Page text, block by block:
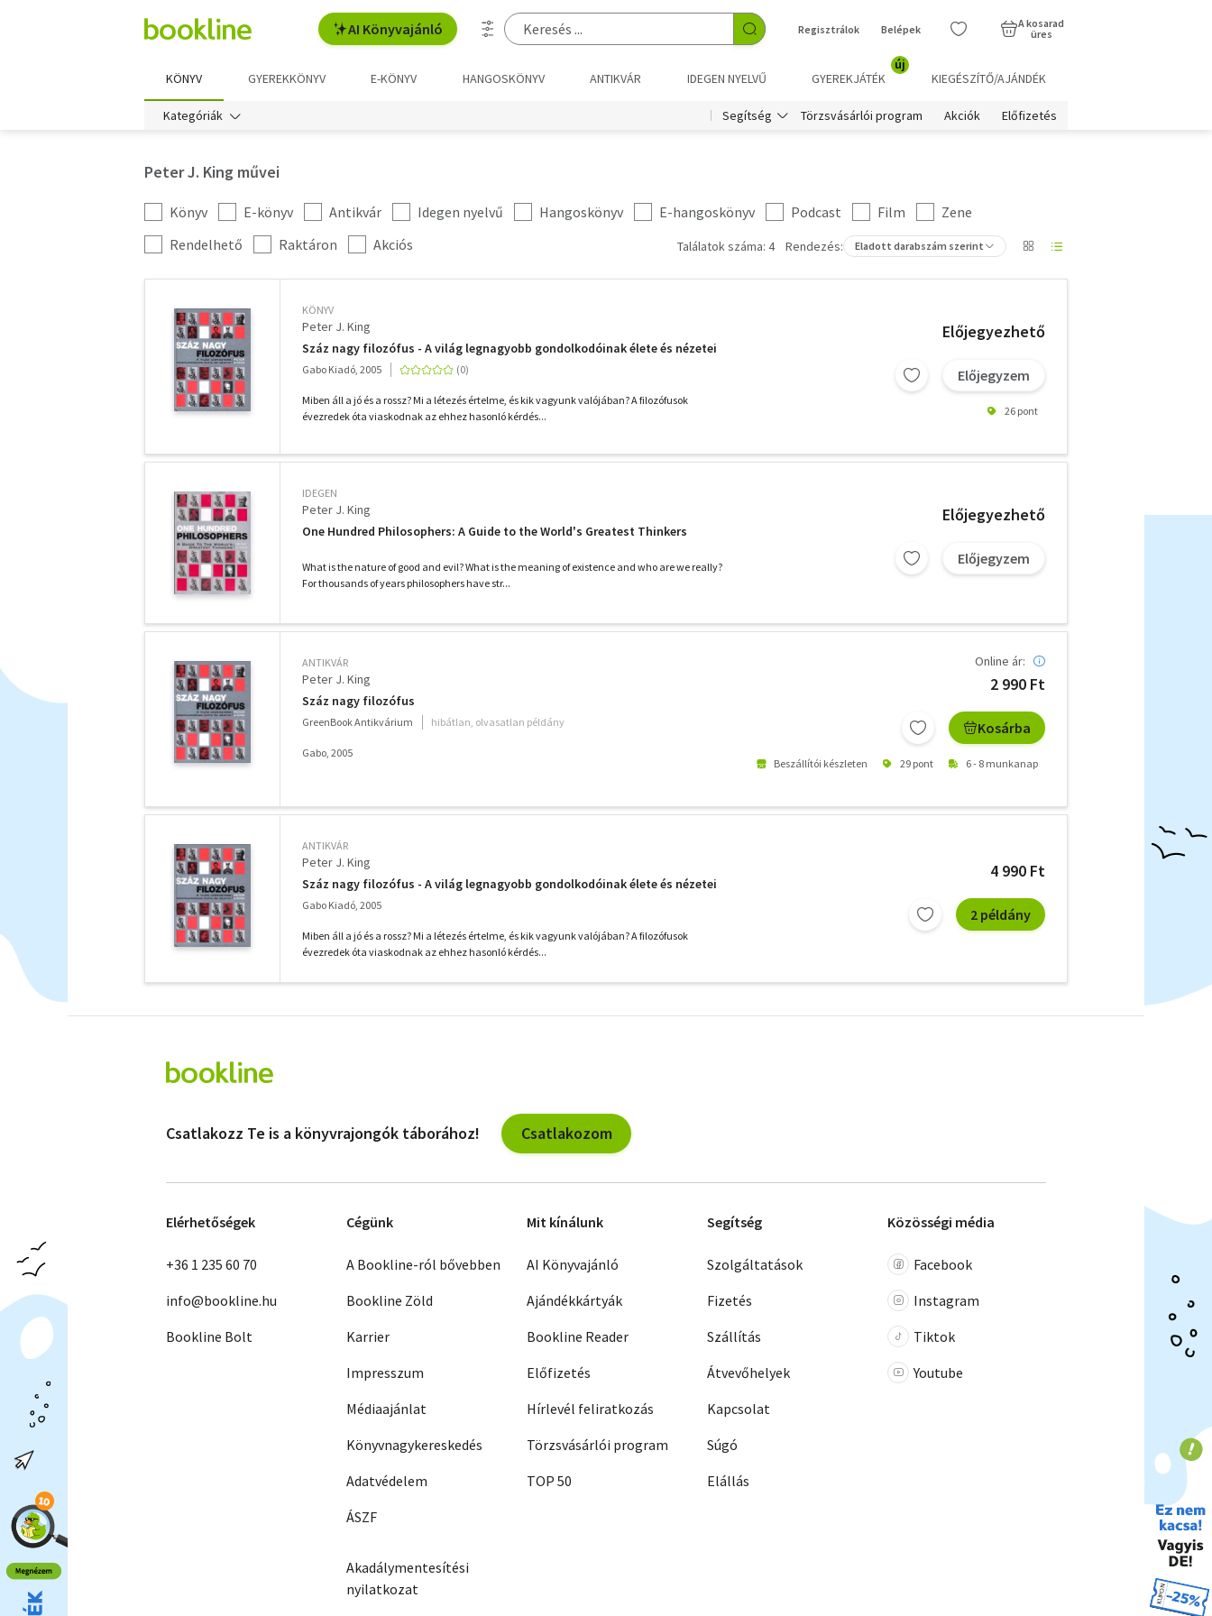
AI Könyvajánló Regisztrálok Belépek
A kosarad
üres
KÖNYV GYEREKKÖNYV E-KÖNYV HANGOSKÖNYV ANTIKVÁR IDEGEN NYELVŰ GYEREKJÁTÉK
új
KIEGÉSZÍTŐ/AJÁNDÉK
Kategóriák Segítség Törzsvásárlói program Akciók Előfizetés
Peter J. King művei
Kategória
szűrés
Könyv E-könyv Antikvár Idegen nyelvű Hangoskönyv E-hangoskönyv Podcast Film
Zene
További
szűrők
Rendelhető Raktáron Akciós Találatok száma: 4 Rendezés: Eladott darabszám szerint
KÖNYV
Peter J. King
Száz nagy filozófus - A világ legnagyobb gondolkodóinak élete és nézetei
Gabo Kiadó, 2005
Miben áll a jó és a rossz? Mi a létezés értelme, és kik vagyunk valójában? A filozófusok
évezredek óta viaskodnak az ehhez hasonló kérdés...
Előjegyezhető
Előjegyzem
26 pont
IDEGEN
Peter J. King
One Hundred Philosophers: A Guide to the World's Greatest Thinkers
What is the nature of good and evil? What is the meaning of existence and who are we really?
For thousands of years philosophers have str...
Előjegyezhető
Előjegyzem
ANTIKVÁR
Peter J. King
Száz nagy filozófus
GreenBook Antikvárium hibátlan, olvasatlan példány
Gabo, 2005
Online ár:
2 990 Ft
Kosárba
Beszállítói készleten 29 pont 6 - 8 munkanap
ANTIKVÁR
Peter J. King
Száz nagy filozófus - A világ legnagyobb gondolkodóinak élete és nézetei
Gabo Kiadó, 2005
Miben áll a jó és a rossz? Mi a létezés értelme, és kik vagyunk valójában? A filozófusok
évezredek óta viaskodnak az ehhez hasonló kérdés...
4 990 Ft
2 példány
szűrők
Csatlakozz Te is a könyvrajongók táborához! Csatlakozom
Elérhetőségek
+36 1 235 60 70
info@bookline.hu
Bookline Bolt
Cégünk
A Bookline-ról bővebben
Bookline Zöld
Karrier
Impresszum
Médiaajánlat
Könyvnagykereskedés
Adatvédelem
ÁSZF
Akadálymentesítési
nyilatkozat
Mit kínálunk
AI Könyvajánló
Ajándékkártyák
Bookline Reader
Előfizetés
Hírlevél feliratkozás
Törzsvásárlói program
TOP 50
Segítség
Szolgáltatások
Fizetés
Szállítás
Átvevőhelyek
Kapcsolat
Súgó
Elállás
Közösségi média
Facebook
Instagram
Tiktok
Youtube